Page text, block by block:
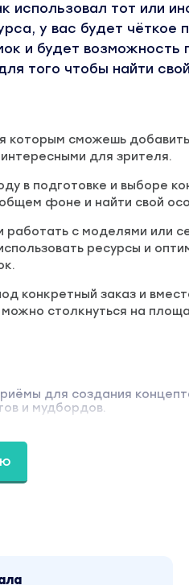
использовал тот или
у вас будет чёткое
и будет возможность
того чтобы найти
которым сможешь добавить
для зрителя.
в подготовке и выборе
фоне и найти свой
работать с моделями или
ресурсы и
конкретный заказ и
столкнуться на
для создания
и мудбордов.
для создания
и мудбордов.
проектов и мудбордов.